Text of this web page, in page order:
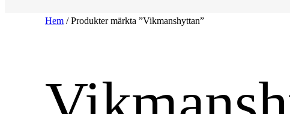
Hem / Produkter märkta ”Vikmanshyttan”